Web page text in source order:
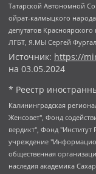
Татарской Автономной
ойрат-калмыцкого
депутатов
ЛГБТ, Я.МЫ Сергей Фургал
Источник: https://
на 03.05.2024
* Реестр
Калининградская региональная общественная организация "Экозащита!-Женсовет", Фонд содействия защите прав и свобод граждан "Общественный вердикт", Фонд "Институт Развития Свободы Информации", Частное учреждение "Информационное агентство МЕМО. РУ", Региональная общественная организация "Общественная комиссия по сохранению наследия академика Сахарова", Фонд поддержки свободы прессы, Санкт-Петербургская общественная правозащитная организация "Гражданский контроль", Межрегиональная общественная организация "Информационно-просветительский центр "Мемориал", Региональный Фонд "Центр Защиты Прав Средств Массовой Информации", с 05.12.2023 Фонд "Центр Защиты Прав Средств массовой информации", Региональная общественная благотворительная организация помощи беженцам и мигрантам "Гражданское содействие", Негосударственное образовательное учреждение дополнительного профессионального образования (повышение квалификации) специалистов "АКАДЕМИЯ ПО ПРАВАМ ЧЕЛОВЕКА", Свердловская региональная общественная организация "Сутяжник", Автономная некоммерческая организация "Центр независимых социологических исследований", Союз общественных объединений "Российский исследовательский центр по правам человека", Региональное общественное учреждение научно-информационный центр "МЕМОРИАЛ", Некоммерческая организация "Фонд защиты гласности", Автономная некоммерческая организация "Институт прав человека", Городская общественная организация "Екатеринбургское общество "МЕМОРИАЛ", Городская общественная организация "Рязанское историко-просветительское и правозащитное общество "Мемориал" (Рязанский Мемориал), Челябинский региональный орган общественной самодеятельности – женское общественное объединение "Женщины Евразии", Челябинский региональный орган общественной самодеятельности "Уральская правозащитная группа", Фонд содействия защите здоровья и социальной справедливости имени Андрея Рылькова, Автономная Некоммерческая Организация "Аналитический Центр Юрия Левады", Автономная некоммерческая организация социальной поддержки населения "Проект Апрель", Региональная общественная организация помощи женщинам и детям, находящимся в кризисной ситуации "Информационно-методический центр "Анна", Фонд содействия развитию массовых коммуникаций и правовому просвещению "Так-так-Так", Фонд содействия устойчивому развитию "Серебряная тайга", Свердловский региональный общественный фонд социальных проектов "Новое время", "Idel.Реалии", Кавказ.Реалии, Крым.Реалии, Телеканал Настоящее Время, Татаро-башкирская служба Радио Свобода (Azatliq Radiosi), Радио Свободная Европа/Радио Свобода (PCE/PC), "Сибирь.Реалии", "Фактограф", Благотворительный фонд помощи осужденным и их семьям, Автономная некоммерческая организация "Институт глобализации и социальных движений", Фонд "В защиту прав заключенных", Частное учреждение "Центр поддержки и содействия развитию средств массовой информации", Пензенский региональный общественный благотворительный фонд "Гражданский союз", "Север.Реалии", Некоммерческая организация Фонд "Правовая инициатива", Общество с ограниченной ответственностью "Радио Свободная Европа/Радио Свобода", Чешское информационное агентство "MEDIUM-ORIENT", Красноярская региональная общественная организация "Мы против СПИДа", Камалягин Денис Николаевич, Маркелов Сергей Евгеньевич, Пономарев Лев Александрович, Савицкая Людмила Алексеевна, Автономная некоммерческая организация "Центр по работе с проблемой насилия "НАСИЛИЮ.НЕТ",